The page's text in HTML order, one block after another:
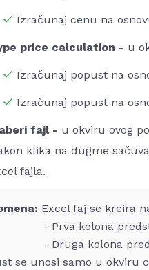
Izračunaj cenu na
price calculation - u
Izračunaj popust na
Izračunaj popust na
fajl - u okviru ovog
klika na dugme
fajla.
Excel faj se kreira
kolona predstavlja
kolona
se unosi samo u okviru